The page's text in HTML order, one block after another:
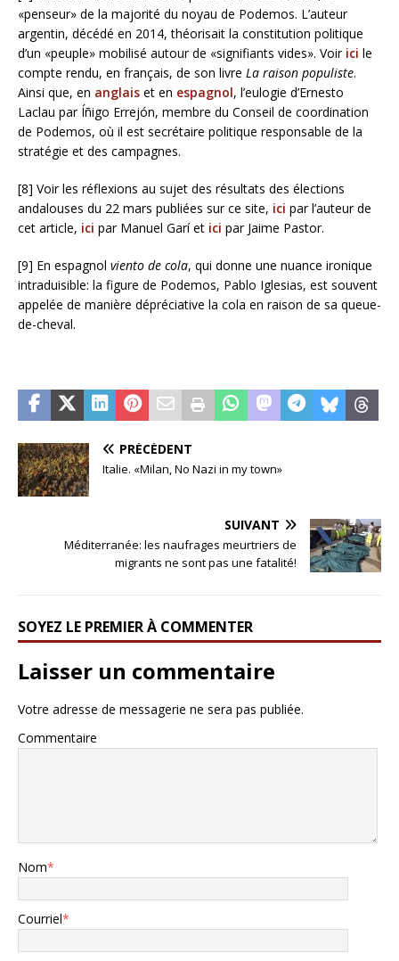
«penseur» de la majorité du noyau de Podemos. L’auteur
argentin, décédé en 2014, théorisait la constitution politique
d’un «peuple» mobilisé autour de «signifiants vides». Voir ici le
compte rendu, en français, de son livre La raison populiste.
Ainsi que, en anglais et en espagnol, l’eulogie d’Ernesto
Laclau par Íñigo Errejón, membre du Conseil de coordination
de Podemos, où il est secrétaire politique responsable de la
stratégie et des campagnes.
[8] Voir les réflexions au sujet des résultats des élections
andalouses du 22 mars publiées sur ce site, ici par l’auteur de
cet article, ici par Manuel Garí et ici par Jaime Pastor.
[9] En espagnol viento de cola, qui donne une nuance ironique
intraduisible: la figure de Podemos, Pablo Iglesias, est souvent
appelée de manière dépréciative la cola en raison de sa queue-
de-cheval.
PRÉCÉDENT
Italie. «Milan, No Nazi in my town»
SUIVANT
Méditerranée: les naufrages meurtriers de
migrants ne sont pas une fatalité!
SOYEZ LE PREMIER À COMMENTER
Laisser un commentaire
Votre adresse de messagerie ne sera pas publiée.
Commentaire
Nom*
Courriel*